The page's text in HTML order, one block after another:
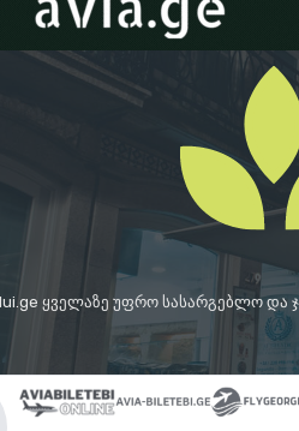
lui.ge ყველაზე უფრო სასარგებლო და